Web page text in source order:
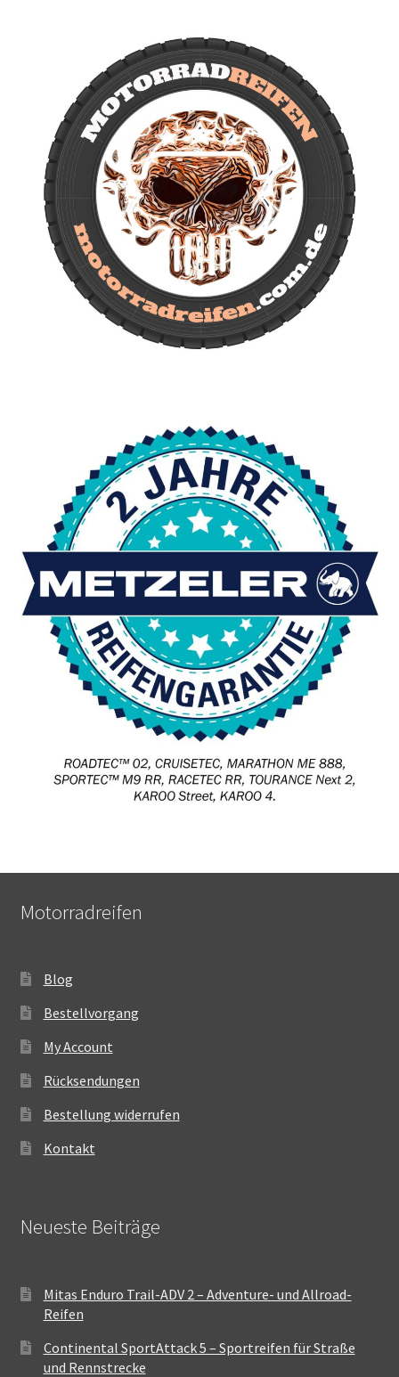
Motorradreifen
Blog
Bestellvorgang
My Account
Rücksendungen
Bestellung widerrufen
Kontakt
Neueste Beiträge
Mitas Enduro Trail-ADV 2 – Adventure- und Allroad-
Reifen
Continental SportAttack 5 – Sportreifen für Straße
und Rennstrecke